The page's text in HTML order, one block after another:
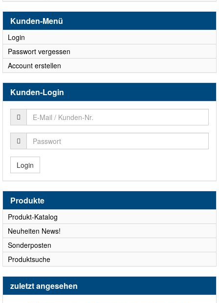
Kunden-Menü
Login
Passwort vergessen
Account erstellen
Kunden-Login
Login
Produkte
Produkt-Katalog
Neuheiten News!
Sonderposten
Produktsuche
zuletzt angesehen